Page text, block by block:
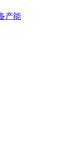
产能